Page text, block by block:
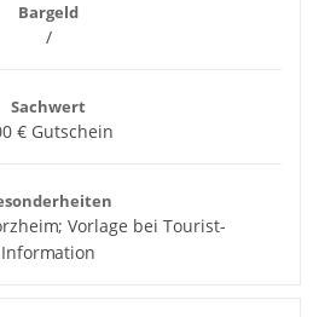
Bargeld
/
Sachwert
€ Gutschein
Vorlage bei Tourist-
Information